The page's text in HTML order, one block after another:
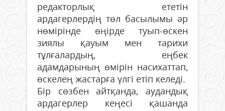
редакторлық ететін
ардагерлердің төл басылымы әр
нөмірінде өңірде туып-өскен
зиялы қауым мен тарихи
тұлғалардың, еңбек
адамдарының өмірін насихаттап,
өскелең жастарға үлгі етіп келеді.
Бір сөзбен айтқанда, аудандық
ардагерлер кеңесі қашанда